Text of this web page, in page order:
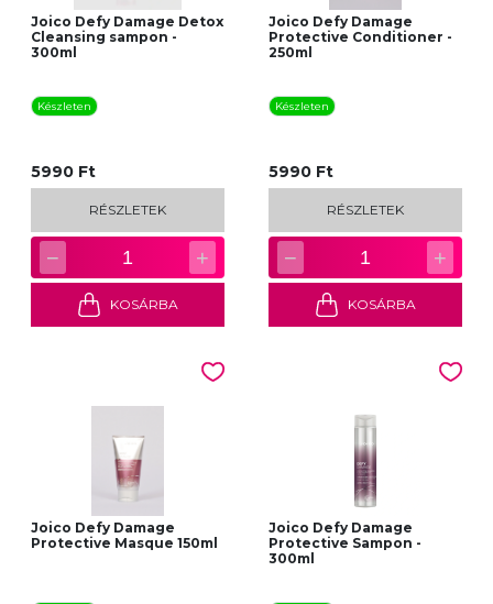
Joico Defy Damage Detox
Cleansing sampon -
300ml
Készleten
5990 Ft
RÉSZLETEK
− 1 +
KOSÁRBA
Joico Defy Damage
Protective Conditioner -
250ml
Készleten
5990 Ft
RÉSZLETEK
− 1 +
KOSÁRBA
Joico Defy Damage
Protective Masque 150ml
Joico Defy Damage
Protective Sampon -
300ml